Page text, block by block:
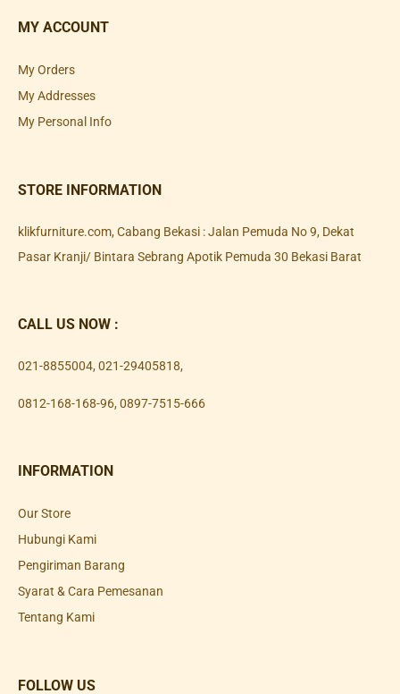
MY ACCOUNT
My Orders
My Addresses
My Personal Info
STORE INFORMATION
klikfurniture.com, Cabang Bekasi : Jalan Pemuda No 9, Dekat
Pasar Kranji/ Bintara Sebrang Apotik Pemuda 30 Bekasi Barat
CALL US NOW :
021-8855004, 021-29405818,
0812-168-168-96, 0897-7515-666
INFORMATION
Our Store
Hubungi Kami
Pengiriman Barang
Syarat & Cara Pemesanan
Tentang Kami
FOLLOW US